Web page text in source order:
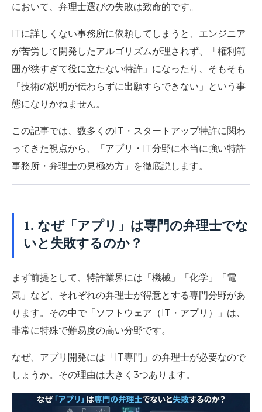
において、弁理士選びの失敗は致命的です。
ITに詳しくない事務所に依頼してしまうと、エンジニア
が苦労して開発したアルゴリズムが理されず、「権利範
囲が狭すぎて役に立たない特許」になったり、そもそも
「技術の説明が伝わらずに出願すらできない」という事
態になりかねません。
この記事では、数多くのIT・スタートアップ特許に関わ
ってきた視点から、
「アプリ・IT分野に本当に強い特許
事務所・弁理士の見極め方」 を徹底説します。
1. なぜ「アプリ」は専門の弁理士でな
いと失敗するのか？
まず前提として、特許業界には「機械」「化学」「電
気」など、それぞれの弁理士が得意とする専門分野があ
ります。その中で「ソフトウェア（IT・アプリ）」は、
非常に特殊で難易度の高い分野です。
なぜ、アプリ開発には「IT専門」の弁理士が必要なので
しょうか。その理由は大きく3つあります。